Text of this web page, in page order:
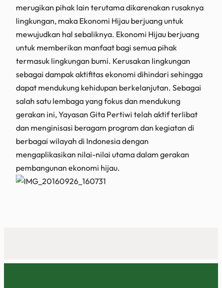
merugikan pihak lain terutama dikarenakan rusaknya
lingkungan, maka Ekonomi Hijau berjuang untuk
mewujudkan hal sebaliknya. Ekonomi Hijau berjuang
untuk memberikan manfaat bagi semua pihak
termasuk lingkungan bumi. Kerusakan lingkungan
sebagai dampak aktifitas ekonomi dihindari sehingga
dapat mendukung kehidupan berkelanjutan. Sebagai
salah satu lembaga yang fokus dan mendukung
gerakan ini, Yayasan Gita Pertiwi telah aktif terlibat
dan menginisasi beragam program dan kegiatan di
berbagai wilayah di Indonesia dengan
mengaplikasikan nilai-nilai utama dalam gerakan
pembangunan ekonomi hijau.